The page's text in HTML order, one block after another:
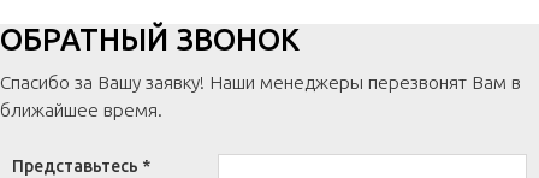
ОБРАТНЫЙ ЗВОНОК
Спасибо за Вашу заявку! Наши менеджеры перезвонят Вам в
ближайшее время.
Представьтесь *